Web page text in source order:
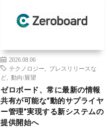
2026.08.06
テクノロジー
プレスリリースな
ど
動向/展望
ゼロボード、常に最新の情報
共有が可能な“動的サプライヤ
ー管理”実現する新システムの
提供開始へ